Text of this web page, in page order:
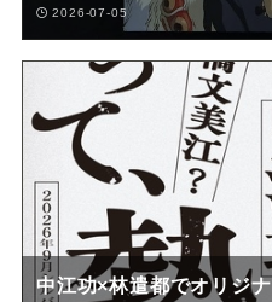
2026-07-05
中江功×林遣都でオリジ